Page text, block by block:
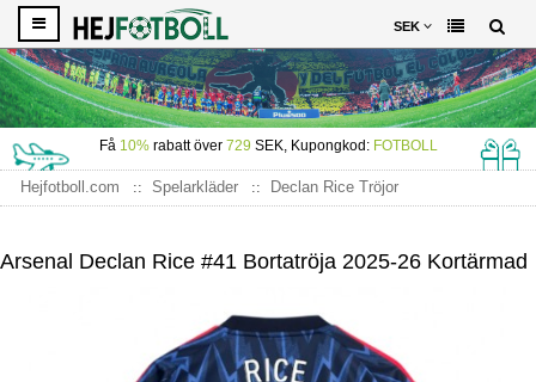
SEK
Få 10%rabatt över 729 SEK, Kupongkod: FOTBOLL
Hejfotboll.com Spelarkläder
Declan Rice Tröjor
Arsenal Declan Rice #41 Bortatröja 2025-26 Kortärmad